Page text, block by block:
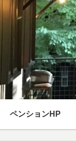
ペンションHP